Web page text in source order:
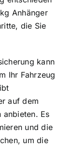
Anhänger
die Sie
kann
Ihr Fahrzeug
auf dem
Es
und die
um die